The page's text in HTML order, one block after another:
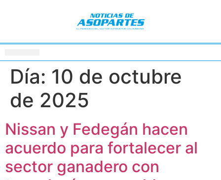
Día: 10 de octubre
de 2025
Nissan y Fedegán hacen
acuerdo para fortalecer al
sector ganadero con